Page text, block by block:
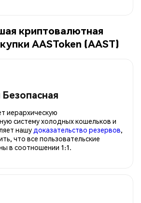
криптовалютная
AASToken (AAST)
иерархическую
систему холодных кошельков и
нашу доказательство резервов,
что все пользовательские
в соотношении 1:1.